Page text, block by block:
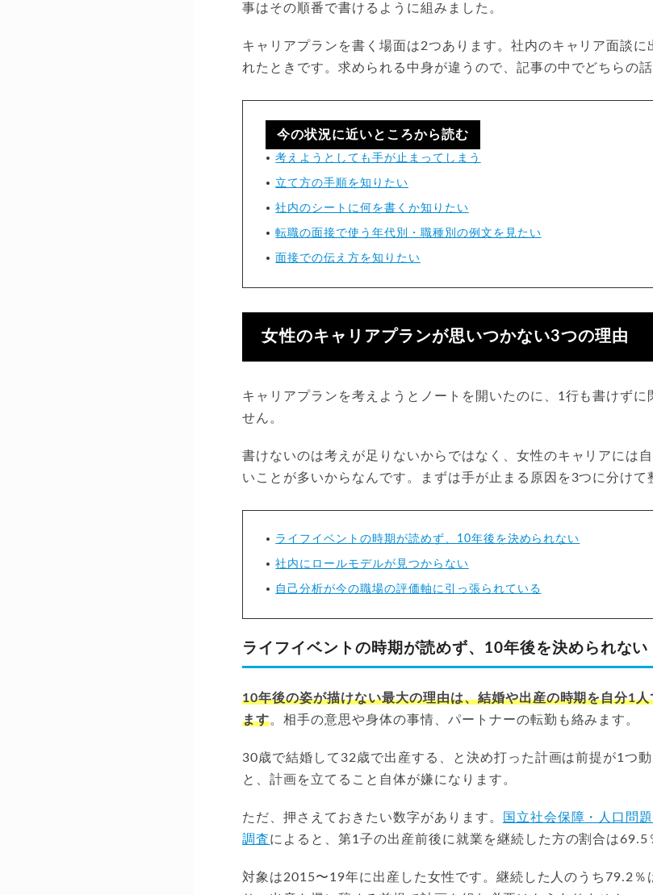
事はその順番で書けるように組みました。
キャリアプランを書く場面は2つあります。社内のキャリア面談
れたときです。求められる中身が違うので、記事の中でどちらの
今の状況に近いところから読む
考えようとしても手が止まってしまう
立て方の手順を知りたい
社内のシートに何を書くか知りたい
転職の面接で使う年代別・職種別の例文を見たい
面接での伝え方を知りたい
女性のキャリアプランが思いつかない3つの理由
キャリアプランを考えようとノートを開いたのに、1行も書けずに
せん。
書けないのは考えが足りないからではなく、女性のキャリアには
いことが多いからなんです。まずは手が止まる原因を3つに分けて
ライフイベントの時期が読めず、10年後を決められない
社内にロールモデルが見つからない
自己分析が今の職場の評価軸に引っ張られている
ライフイベントの時期が読めず、10年後を決められない
10年後の姿が描けない最大の理由は、結婚や出産の時期を自分1
ます。相手の意思や身体の事情、パートナーの転勤も絡みます。
30歳で結婚して32歳で出産する、と決め打った計画は前提が1つ
と、計画を立てること自体が嫌になります。
ただ、押さえておきたい数字があります。
国立社会保障・人口問
調査によると、第1子の出産前後に就業を継続した方の割合は69.5
対象は2015〜19年に出産した女性です。継続した人のうち79.2％